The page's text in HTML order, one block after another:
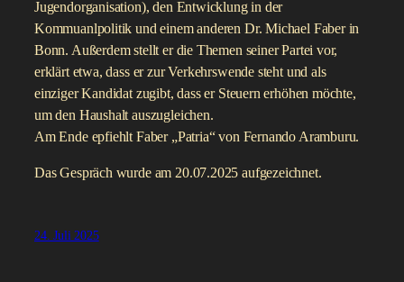
Jugendorganisation), den Entwicklung in der
Kommuanlpolitik und einem anderen Dr. Michael Faber in
Bonn. Außerdem stellt er die Themen seiner Partei vor,
erklärt etwa, dass er zur Verkehrswende steht und als
einziger Kandidat zugibt, dass er Steuern erhöhen möchte,
um den Haushalt auszugleichen.
Am Ende epfiehlt Faber „Patria“ von Fernando Aramburu.
Das Gespräch wurde am 20.07.2025 aufgezeichnet.
24. Juli 2025